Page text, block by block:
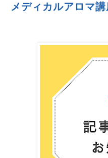
メディカルアロマ